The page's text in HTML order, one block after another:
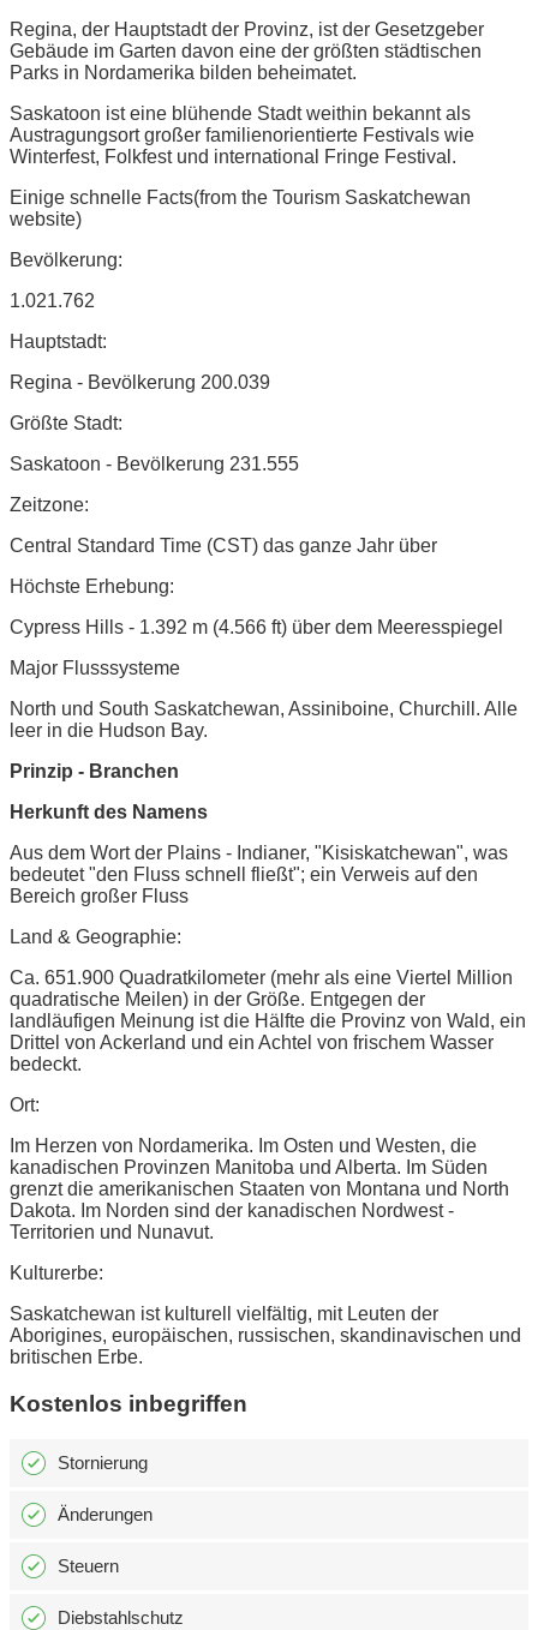
Regina, der Hauptstadt der Provinz, ist der Gesetzgeber
Gebäude im Garten davon eine der größten städtischen
Parks in Nordamerika bilden beheimatet.
Saskatoon ist eine blühende Stadt weithin bekannt als
Austragungsort großer familienorientierte Festivals wie
Winterfest, Folkfest und international Fringe Festival.
Einige schnelle Facts(from the Tourism Saskatchewan
website)
Bevölkerung:
1.021.762
Hauptstadt:
Regina - Bevölkerung 200.039
Größte Stadt:
Saskatoon - Bevölkerung 231.555
Zeitzone:
Central Standard Time (CST) das ganze Jahr über
Höchste Erhebung:
Cypress Hills - 1.392 m (4.566 ft) über dem Meeresspiegel
Major Flusssysteme
North und South Saskatchewan, Assiniboine, Churchill. Alle
leer in die Hudson Bay.
Prinzip - Branchen
Herkunft des Namens
Aus dem Wort der Plains - Indianer, "Kisiskatchewan", was
bedeutet "den Fluss schnell fließt"; ein Verweis auf den
Bereich großer Fluss
Land & Geographie:
Ca. 651.900 Quadratkilometer (mehr als eine Viertel Million
quadratische Meilen) in der Größe. Entgegen der
landläufigen Meinung ist die Hälfte die Provinz von Wald, ein
Drittel von Ackerland und ein Achtel von frischem Wasser
bedeckt.
Ort:
Im Herzen von Nordamerika. Im Osten und Westen, die
kanadischen Provinzen Manitoba und Alberta. Im Süden
grenzt die amerikanischen Staaten von Montana und North
Dakota. Im Norden sind der kanadischen Nordwest -
Territorien und Nunavut.
Kulturerbe:
Saskatchewan ist kulturell vielfältig, mit Leuten der
Aborigines, europäischen, russischen, skandinavischen und
britischen Erbe.
Kostenlos inbegriffen
Stornierung
Änderungen
Steuern
Diebstahlschutz